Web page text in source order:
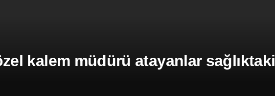
kalem müdürü atayanlar sağlıktaki